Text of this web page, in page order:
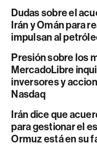
Dudas sobre el
Irán y Omán para
impulsan al
Presión sobre los
MercadoLibre
inversores y
Nasdaq
Irán dice que
para gestionar el
Ormuz está en su